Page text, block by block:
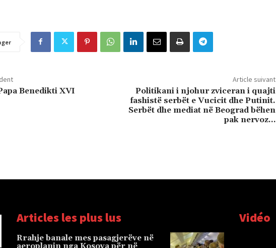
Benedikti XVI
Article suivant
Politikani i njohur zviceran i quajti
fashistë serbët e Vucicit dhe Putinit.
Serbët dhe mediat në Beograd bëhen
pak nervoz…
Articles les plus lus
Rrahje banale mes pasagjerëve në
Vidéo